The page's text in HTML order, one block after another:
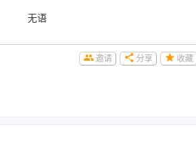
无语
收藏
分享
邀请